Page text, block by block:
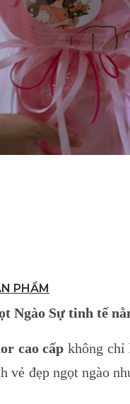
PHẨM
Ngào Sự tinh tế
cao cấp không chỉ
vẻ đẹp ngọt ngào